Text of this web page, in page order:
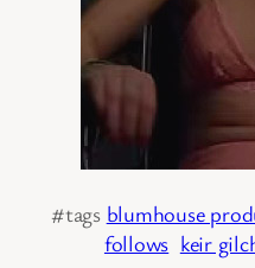
#tags blumhouse
follows keir